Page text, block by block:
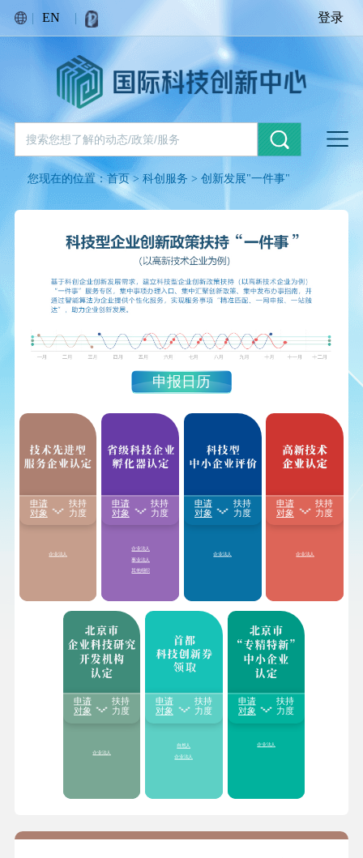
| EN | 登录
您现在的位置：首页>科创服务 >创新发展"一件事"
申报日历
1.享受减按15%税率征
收企业所得税
2.对企业职工教育经
准予在计算应
得额时扣除；超过部
申请
对象
扶持
力度
企业法人
享受国家级、省级孵
化器房产税、城镇土
申请
对象
扶持
力度
企业法人
事业法人
其他组织
1.享受研发费用加计
扣除比例最高至100%
重点专项中，单独的
预算资助科技型中小
申请
对象
扶持
力度
企业法人
1.颁发“ 高新技术企业
证书”
2.享受减按15%税率征
4.获得积分落户加分
申请
对象
扶持
力度
企业法人
1.根据可开放的科技
企业研发机构创新发
申请
对象
扶持
力度
企业法人
每家中小微企业及创
业团队每年可领取的
申请
对象
扶持
力度
自然人
企业法人
1.享受给予一次性 20-
50万奖补金额
（以各
2.享受提供“一业一
”、分类支持“专精
申请
对象
扶持
力度
企业法人